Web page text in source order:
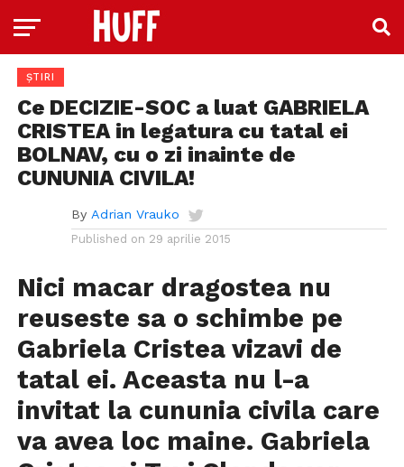
ȘTIRI
Ce DECIZIE-SOC a luat GABRIELA
CRISTEA in legatura cu tatal ei
BOLNAV, cu o zi inainte de
CUNUNIA CIVILA!
By Adrian Vrauko
Published on 29 aprilie 2015
Nici macar dragostea nu
reuseste sa o schimbe pe
Gabriela Cristeavizavi de
tatal ei. Aceasta nu l-a
invitat la cununia civila care
va avea loc maine. Gabriela